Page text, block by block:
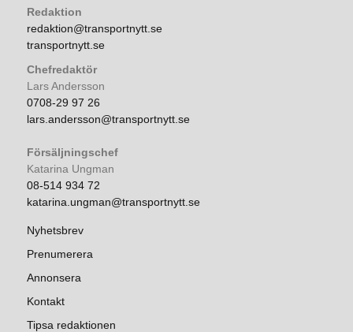
Redaktion
redaktion@transportnytt.se
transportnytt.se
Chefredaktör
Lars Andersson
0708-29 97 26
lars.andersson@transportnytt.se
Försäljningschef
Katarina Ungman
08-514 934 72
katarina.ungman@transportnytt.se
Nyhetsbrev
Prenumerera
Annonsera
Kontakt
Tipsa redaktionen